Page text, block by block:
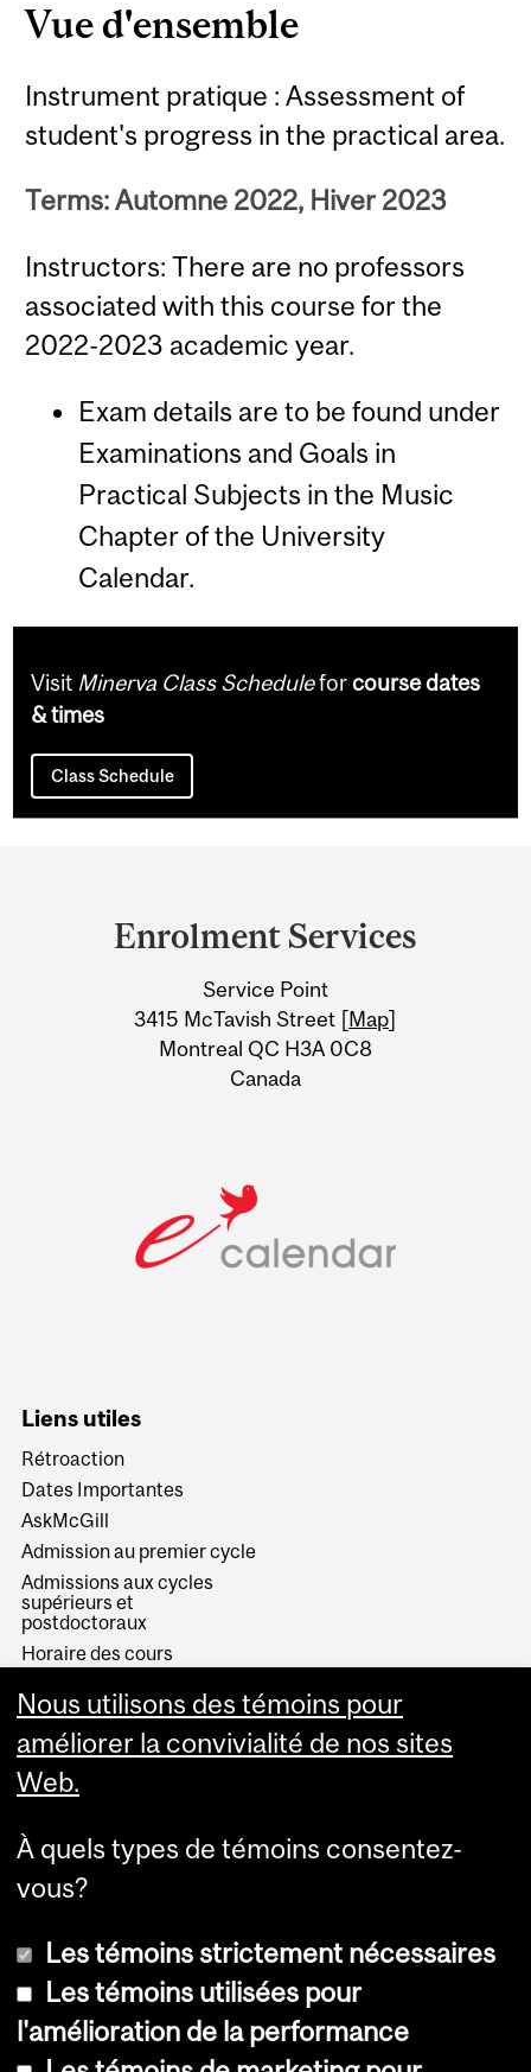
Vue d'ensemble
Instrument pratique : Assessment of
student's progress in the practical area.
Terms: Automne 2022, Hiver 2023
Instructors: There are no professors
associated with this course for the
2022-2023 academic year.
Exam details are to be found under
Examinations and Goals in
Practical Subjects in the Music
Chapter of the University
Calendar.
Visit Minerva Class Scheduleforcourse dates
& times
Class Schedule
Information
Enrolment Services
Service Point
3415 McTavish Street [Map]
Montreal QC H3A 0C8
Canada
Liens utiles
Rétroaction
Dates Importantes
AskMcGill
Admission au premier cycle
Admissions aux cycles
supérieurs et
postdoctoraux
Horaire des cours
Services aux étudiants
© Université McGill, 2026
Nous utilisons des témoins pour
améliorer la convivialité de nos sites
Web.
À quels types de témoins consentez-
vous?
Les témoins strictement nécessaires
Les témoins utilisées pour
l'amélioration de la performance